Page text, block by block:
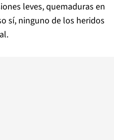
leves, quemaduras en
sí, ninguno de los heridos